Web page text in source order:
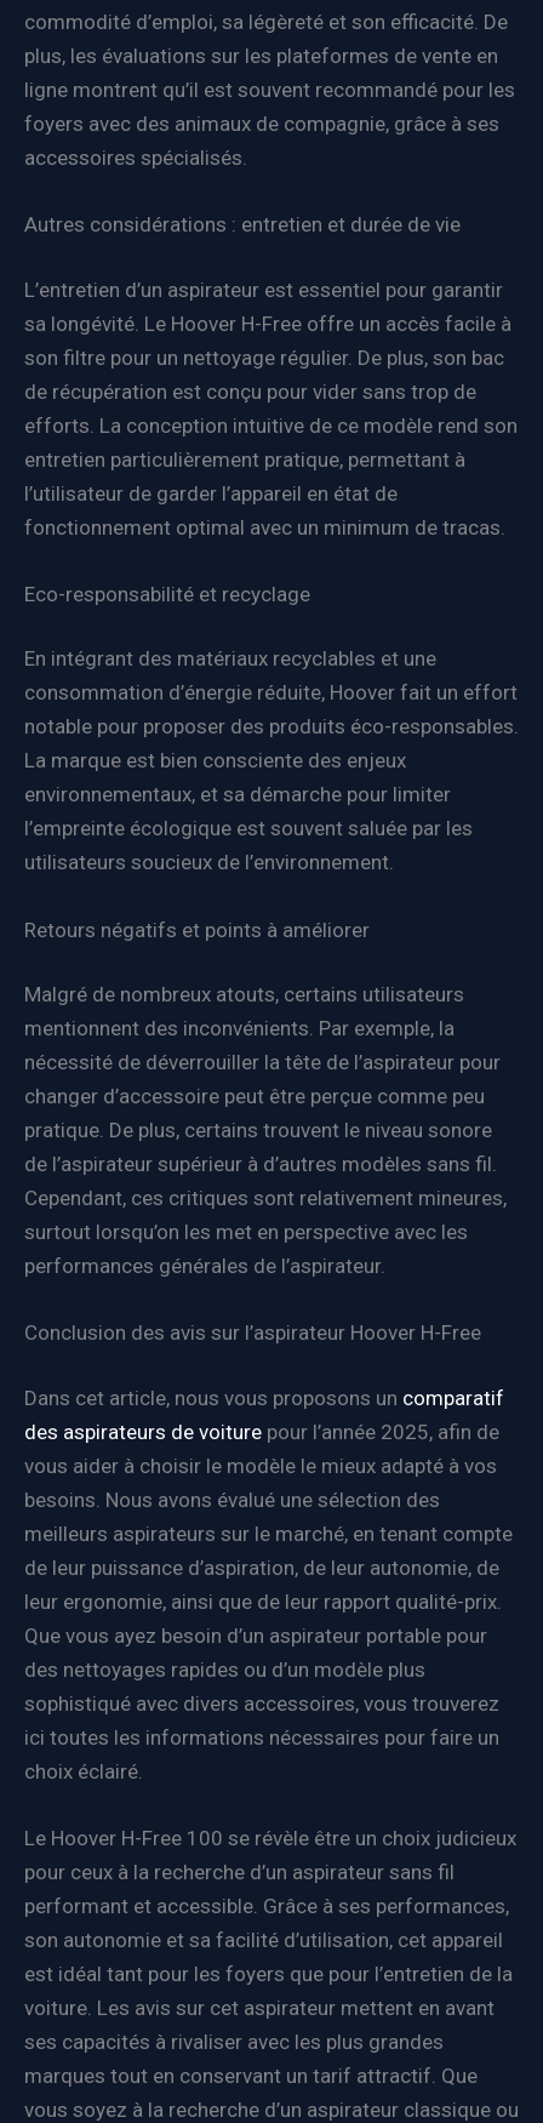
commodité d’emploi, sa légèreté et son efficacité. De
plus, les évaluations sur les plateformes de vente en
ligne montrent qu’il est souvent recommandé pour les
foyers avec des animaux de compagnie, grâce à ses
accessoires spécialisés.
Autres considérations : entretien et durée de vie
L’entretien d’un aspirateur est essentiel pour garantir
sa longévité. Le Hoover H-Free offre un accès facile à
son filtre pour un nettoyage régulier. De plus, son bac
de récupération est conçu pour vider sans trop de
efforts. La conception intuitive de ce modèle rend son
entretien particulièrement pratique, permettant à
l’utilisateur de garder l’appareil en état de
fonctionnement optimal avec un minimum de tracas.
Eco-responsabilité et recyclage
En intégrant des matériaux recyclables et une
consommation d’énergie réduite, Hoover fait un effort
notable pour proposer des produits éco-responsables.
La marque est bien consciente des enjeux
environnementaux, et sa démarche pour limiter
l’empreinte écologique est souvent saluée par les
utilisateurs soucieux de l’environnement.
Retours négatifs et points à améliorer
Malgré de nombreux atouts, certains utilisateurs
mentionnent des inconvénients. Par exemple, la
nécessité de déverrouiller la tête de l’aspirateur pour
changer d’accessoire peut être perçue comme peu
pratique. De plus, certains trouvent le niveau sonore
de l’aspirateur supérieur à d’autres modèles sans fil.
Cependant, ces critiques sont relativement mineures,
surtout lorsqu’on les met en perspective avec les
performances générales de l’aspirateur.
Conclusion des avis sur l’aspirateur Hoover H-Free
Dans cet article, nous vous proposons un comparatif
des aspirateurs de voiture pour l’année 2025, afin de
vous aider à choisir le modèle le mieux adapté à vos
besoins. Nous avons évalué une sélection des
meilleurs aspirateurs sur le marché, en tenant compte
de leur puissance d’aspiration, de leur autonomie, de
leur ergonomie, ainsi que de leur rapport qualité-prix.
Que vous ayez besoin d’un aspirateur portable pour
des nettoyages rapides ou d’un modèle plus
sophistiqué avec divers accessoires, vous trouverez
ici toutes les informations nécessaires pour faire un
choix éclairé.
Le Hoover H-Free 100 se révèle être un choix judicieux
pour ceux à la recherche d’un aspirateur sans fil
performant et accessible. Grâce à ses performances,
son autonomie et sa facilité d’utilisation, cet appareil
est idéal tant pour les foyers que pour l’entretien de la
voiture. Les avis sur cet aspirateur mettent en avant
ses capacités à rivaliser avec les plus grandes
marques tout en conservant un tarif attractif. Que
vous soyez à la recherche d’un aspirateur classique ou